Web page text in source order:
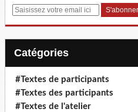
E
Catégories
#Textes de participants
#Textes des participants
#Textes de l'atelier